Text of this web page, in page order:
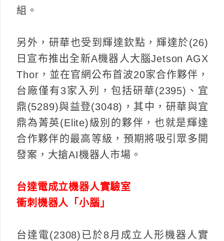
組。
另外，研華也受到輝達欽點，輝達於(26)
日宣布推出全新A機器人大腦Jetson AGX
Thor，並在官網公布首波20家合作夥伴，
台廠僅有3家入列，包括研華(2395)、宜
鼎(5289)與益登(3048)，其中，研華與宜
鼎為菁英(Elite)級別的夥伴，也就是輝達
合作夥伴的最高等級，預期將吸引眾多開
發案，大搶AI機器人市場。
台達電成立機器人實驗室
衝刺機器人「小腦」
台達電(2308)已於8月成立人形機器人實